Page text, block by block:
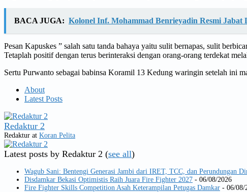
BACA JUGA: Kolonel Inf. Mohammad Benrieyadin Resmi Jabat
Pesan Kapuskes ” salah satu tanda bahaya yaitu sulit bernapas, sulit
Tetaplah positif dengan terus berinteraksi dengan orang-orang terdekat
Sertu Purwanto sebagai babinsa Koramil 13 Kedung waringin setelah ini
About
Latest Posts
Redaktur 2
Redaktur at Koran Pelita
Latest posts by Redaktur 2 (see all)
Wagub Sani: Bentengi Generasi Jambi dari IRET, TCC, dan Perundungan
Disdamkar Bekasi Optimistis Raih Juara Fire Fighter 2027 - 06/08/2026
Fire Fighter Skills Competition Asah Keterampilan Petugas Damkar - 06/08/